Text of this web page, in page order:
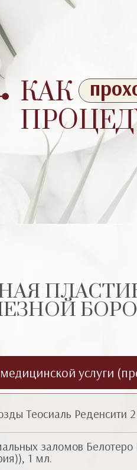
КАК
услуги
заломов
1 мл.
Теосиаль Реденсити